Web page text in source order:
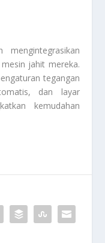
mengintegrasikan
jahit mereka.
tegangan
dan layar
kemudahan